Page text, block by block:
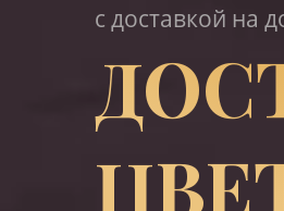
с доставкой на